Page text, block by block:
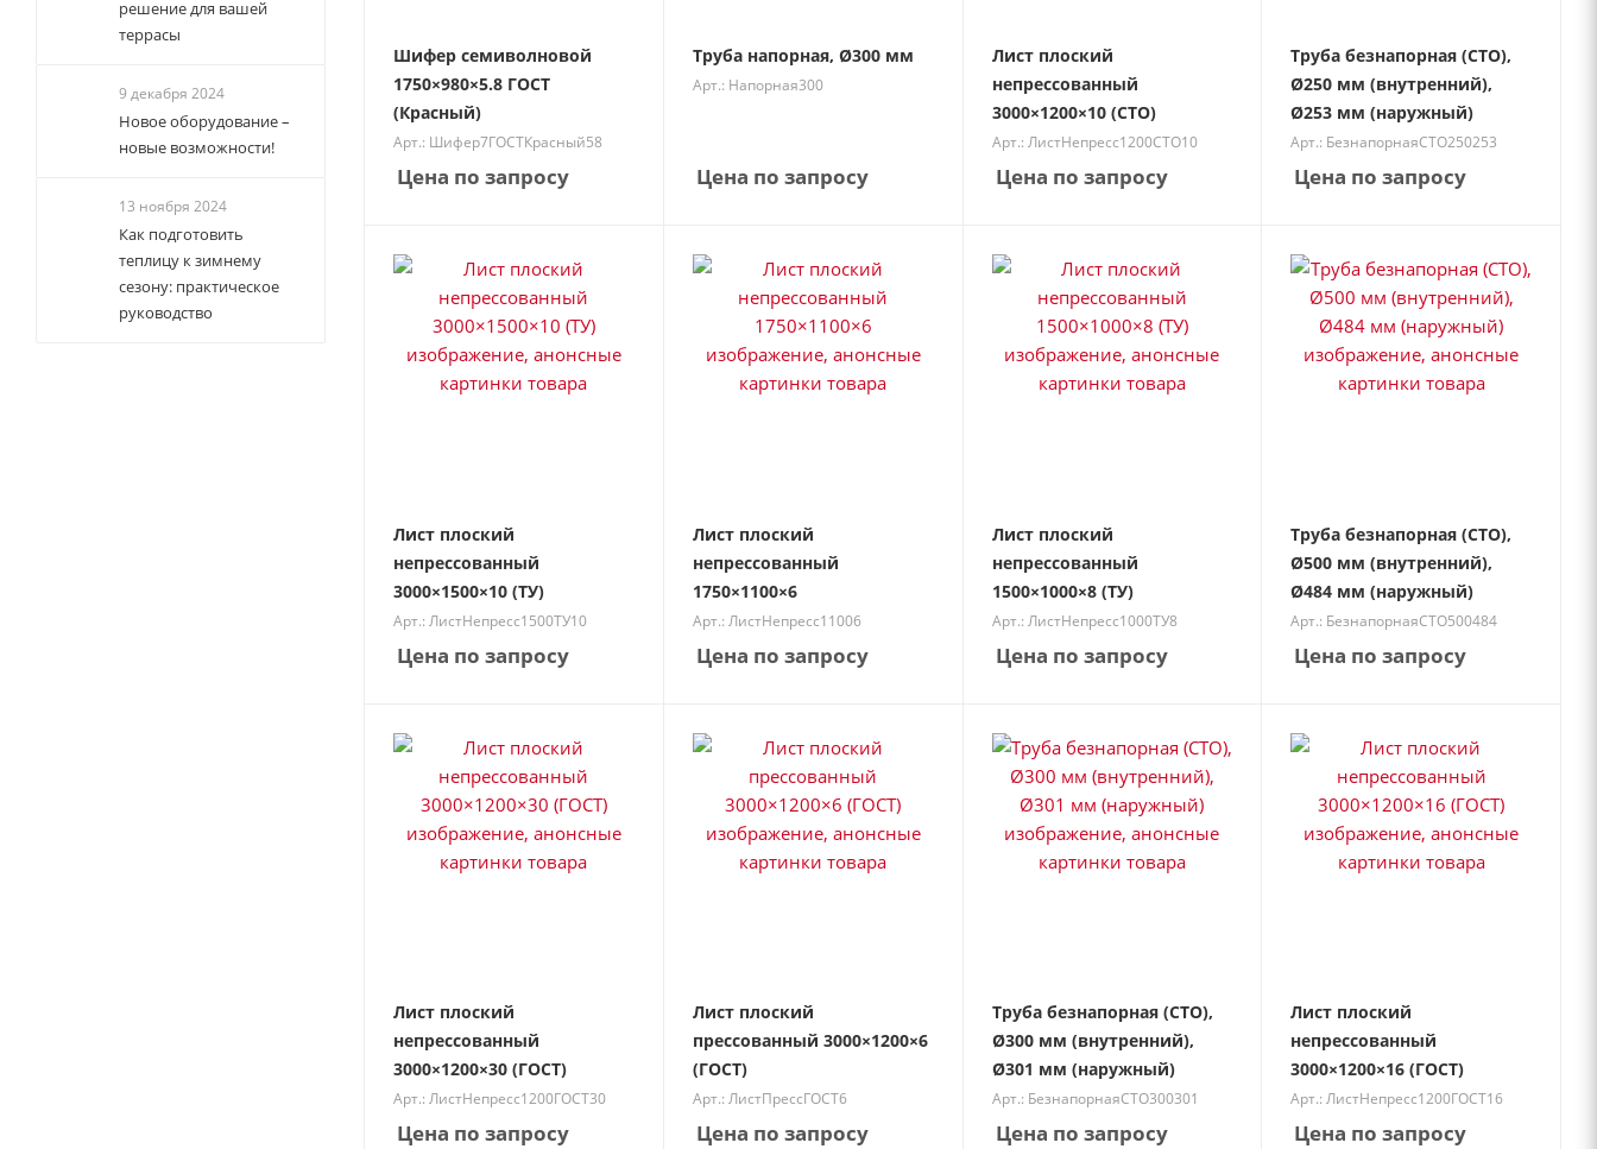
Шифер семиволновой
1750×980×5.8 ГОСТ
(Красный)
Арт.: Шифер7ГОСТКрасный58
Цена по запросу
Труба напорная, Ø300 мм
Арт.: Напорная300
Цена по запросу
Лист плоский
непрессованный
3000×1200×10 (СТО)
Арт.: ЛистНепресс1200СТО10
Цена по запросу
Труба безнапорная (СТО),
Ø250 мм (внутренний),
Ø253 мм (наружный)
Арт.: БезнапорнаяСТО250253
Цена по запросу
Лист плоский
непрессованный
3000×1500×10 (ТУ)
Арт.: ЛистНепресс1500ТУ10
Цена по запросу
Лист плоский
непрессованный
1750×1100×6
Арт.: ЛистНепресс11006
Цена по запросу
Лист плоский
непрессованный
1500×1000×8 (ТУ)
Арт.: ЛистНепресс1000ТУ8
Цена по запросу
Труба безнапорная (СТО),
Ø500 мм (внутренний),
Ø484 мм (наружный)
Арт.: БезнапорнаяСТО500484
Цена по запросу
Лист плоский
непрессованный
3000×1200×30 (ГОСТ)
Арт.: ЛистНепресс1200ГОСТ30
Цена по запросу
Лист плоский
прессованный 3000×1200×6
(ГОСТ)
Арт.: ЛистПрессГОСТ6
Цена по запросу
Труба безнапорная (СТО),
Ø300 мм (внутренний),
Ø301 мм (наружный)
Арт.: БезнапорнаяСТО300301
Цена по запросу
Лист плоский
непрессованный
3000×1200×16 (ГОСТ)
Арт.: ЛистНепресс1200ГОСТ16
Цена по запросу
решение для вашей
террасы
9 декабря 2024
Новое оборудование –
новые возможности!
13 ноября 2024
Как подготовить
теплицу к зимнему
сезону: практическое
руководство